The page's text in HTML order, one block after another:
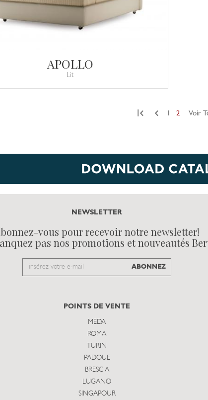
APOLLO
Lit
1 2 Voir
NEWSLETTER
vous pour recevoir notre newsletter!
pas nos promotions et nouveautés
Email
ABONNEZ
POINTS DE VENTE
MEDA
ROMA
TURIN
PADOUE
BRESCIA
LUGANO
SINGAPOUR